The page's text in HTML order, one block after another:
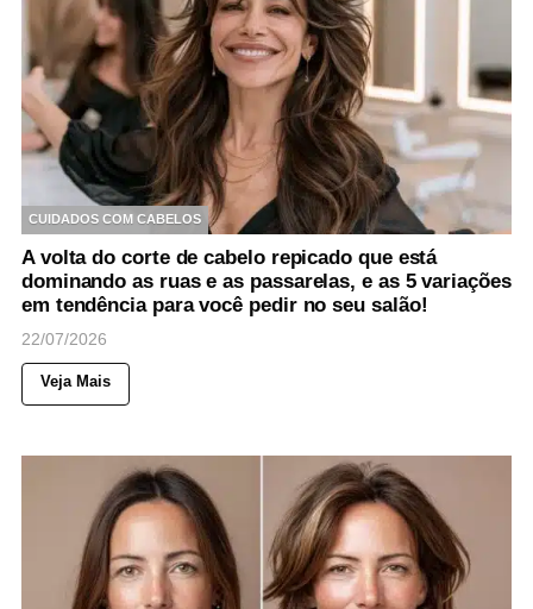
CUIDADOS COM CABELOS
A volta do corte de cabelo repicado que está
dominando as ruas e as passarelas, e as 5 variações
em tendência para você pedir no seu salão!
22/07/2026
Veja Mais